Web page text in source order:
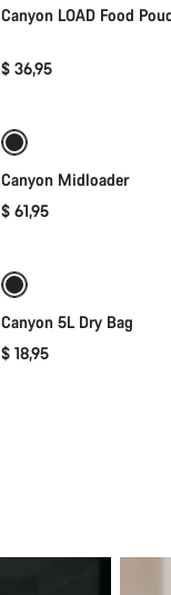
Canyon LOAD Food
$ 36,95
Canyon Midloader
$ 61,95
Canyon 5L Dry Bag
$ 18,95